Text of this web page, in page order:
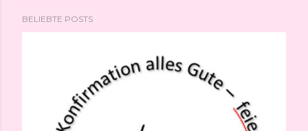
v
BELIEBTE POSTS